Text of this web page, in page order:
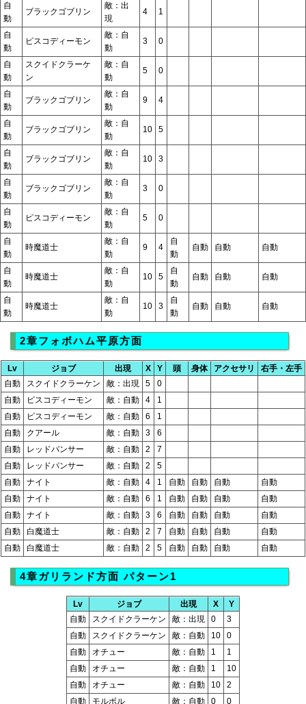
自
動
ブラックゴブリン
敵：出
現
4 1
自
動
ピスコディーモン
敵：自
動
3 0
自
動
スクイドクラーケ
ン
敵：自
動
5 0
自
動
ブラックゴブリン
敵：自
動
9 4
自
動
ブラックゴブリン
敵：自
動
10 5
自
動
ブラックゴブリン
敵：自
動
10 3
自
動
ブラックゴブリン
敵：自
動
3 0
自
動
ピスコディーモン
敵：自
動
5 0
自
動
時魔道士
敵：自
動
9 4
自
動
自動 自動 自動
自
動
時魔道士
敵：自
動
10 5
自
動
自動 自動 自動
自
動
時魔道士
敵：自
動
10 3
自
動
自動 自動 自動
2章フォボハム平原方面
Lv ジョブ 出現 X Y 頭 身体 アクセサリ
右手・左手
自動
スクイドクラーケン 敵：出現 5
0
自動
ピスコディーモン 敵：自動 4
1
自動
ピスコディーモン 敵：自動 6
1
自動
クアール 敵：自動 3
6
自動
レッドパンサー 敵：自動 2
7
自動
レッドパンサー 敵：自動 2
5
自動
ナイト 敵：自動 4 1 自動 自動 自動
自動
自動
ナイト 敵：自動 6 1 自動 自動 自動
自動
自動
ナイト 敵：自動 3 6 自動 自動 自動
自動
自動
白魔道士 敵：自動 2 7 自動 自動 自動
自動
自動
白魔道士 敵：自動 2 5 自動 自動 自動 自動
4章ガリランド方面 パターン1
Lv ジョブ 出現 X
Y
自動
スクイドクラーケン 敵：出現 0
3
自動
スクイドクラーケン 敵：自動 10
0
自動
オチュー 敵：自動 1
1
自動
オチュー 敵：自動 1
10
自動
オチュー 敵：自動 10
2
自動
モルボル 敵：自動 0 0